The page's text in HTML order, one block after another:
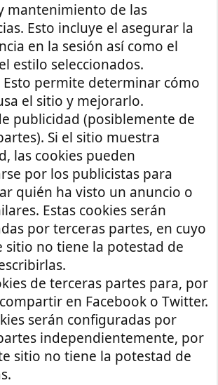
mantenimiento de las
Esto incluye el asegurar la
en la sesión así como el
estilo seleccionados.
Esto permite determinar cómo
el sitio y mejorarlo.
publicidad (posiblemente de
Si el sitio muestra
las cookies pueden
por los publicistas para
quién ha visto un anuncio o
Estas cookies serán
por terceras partes, en cuyo
sitio no tiene la potestad de
de terceras partes para, por
en Facebook o Twitter.
serán configuradas por
independientemente, por
sitio no tiene la potestad de